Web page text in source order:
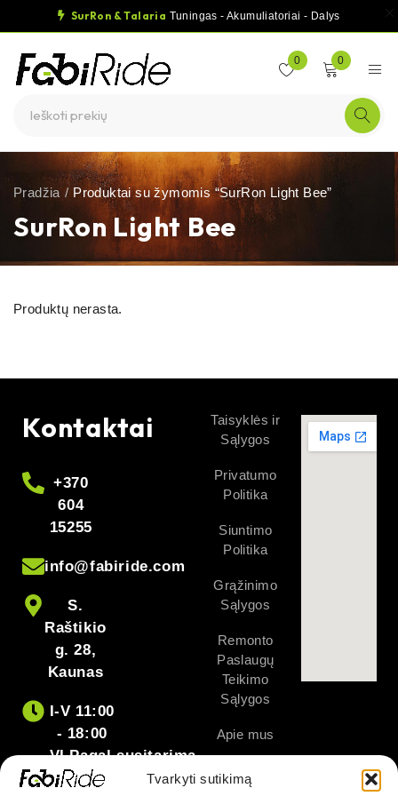
Tvarkyti sutikimą
SurRon & Talaria Tuningas - Akumuliatoriai - Dalys
0 0
SurRon Light Bee
Pradžia / Produktai su žymomis “SurRon Light Bee”
Produktų nerasta.
Kontaktai
+370
604
15255
info@fabiride.com
S.
Raštikio
g. 28,
Kaunas
I-V 11:00
- 18:00
VI Pagal susitarimą
Taisyklės ir
Sąlygos
Privatumo
Politika
Siuntimo
Politika
Grąžinimo
Sąlygos
Remonto
Paslaugų
Teikimo
Sąlygos
Apie mus